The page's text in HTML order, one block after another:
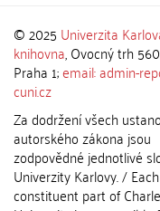
© 2025 Univerzita
knihovna, Ovocný trh
Praha 1;email: admin-
cuni.cz
Za dodržení všech
autorského zákona jsou
zodpovědné jednotlivé
Univerzity Karlovy. / Each
constituent part of